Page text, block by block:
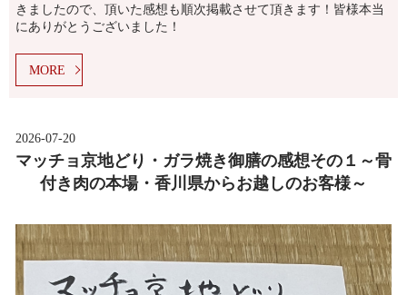
きましたので、頂いた感想も順次掲載させて頂きます！皆様本当
にありがとうございました！
MORE
2026-07-20
マッチョ京地どり・ガラ焼き御膳の感想その１～骨
付き肉の本場・香川県からお越しのお客様～